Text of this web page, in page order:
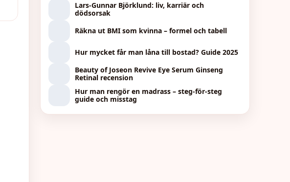
Lars-Gunnar Björklund: liv, karriär och
dödsorsak
Räkna ut BMI som kvinna – formel och tabell
Hur mycket får man låna till bostad? Guide 2025
Beauty of Joseon Revive Eye Serum Ginseng
Retinal recension
Hur man rengör en madrass – steg-för-steg
guide och misstag